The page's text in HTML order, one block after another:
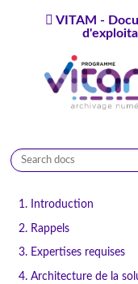
VITAM -
1. Introduction
2. Rappels
3. Expertises requises
4. Architecture de la